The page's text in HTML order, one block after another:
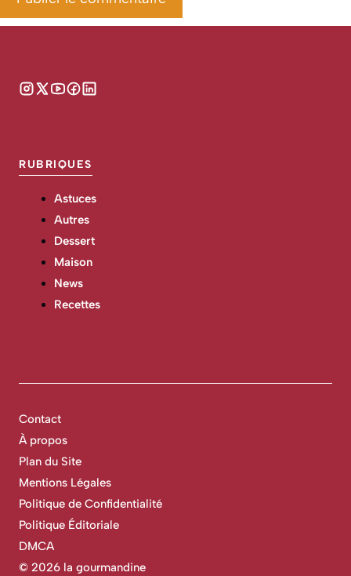
RUBRIQUES
Astuces
Autres
Dessert
Maison
News
Recettes
© 2026 la gourmandine
Contact
À propos
Plan du Site
Mentions Légales
Politique de Confidentialité
Politique Éditoriale
DMCA